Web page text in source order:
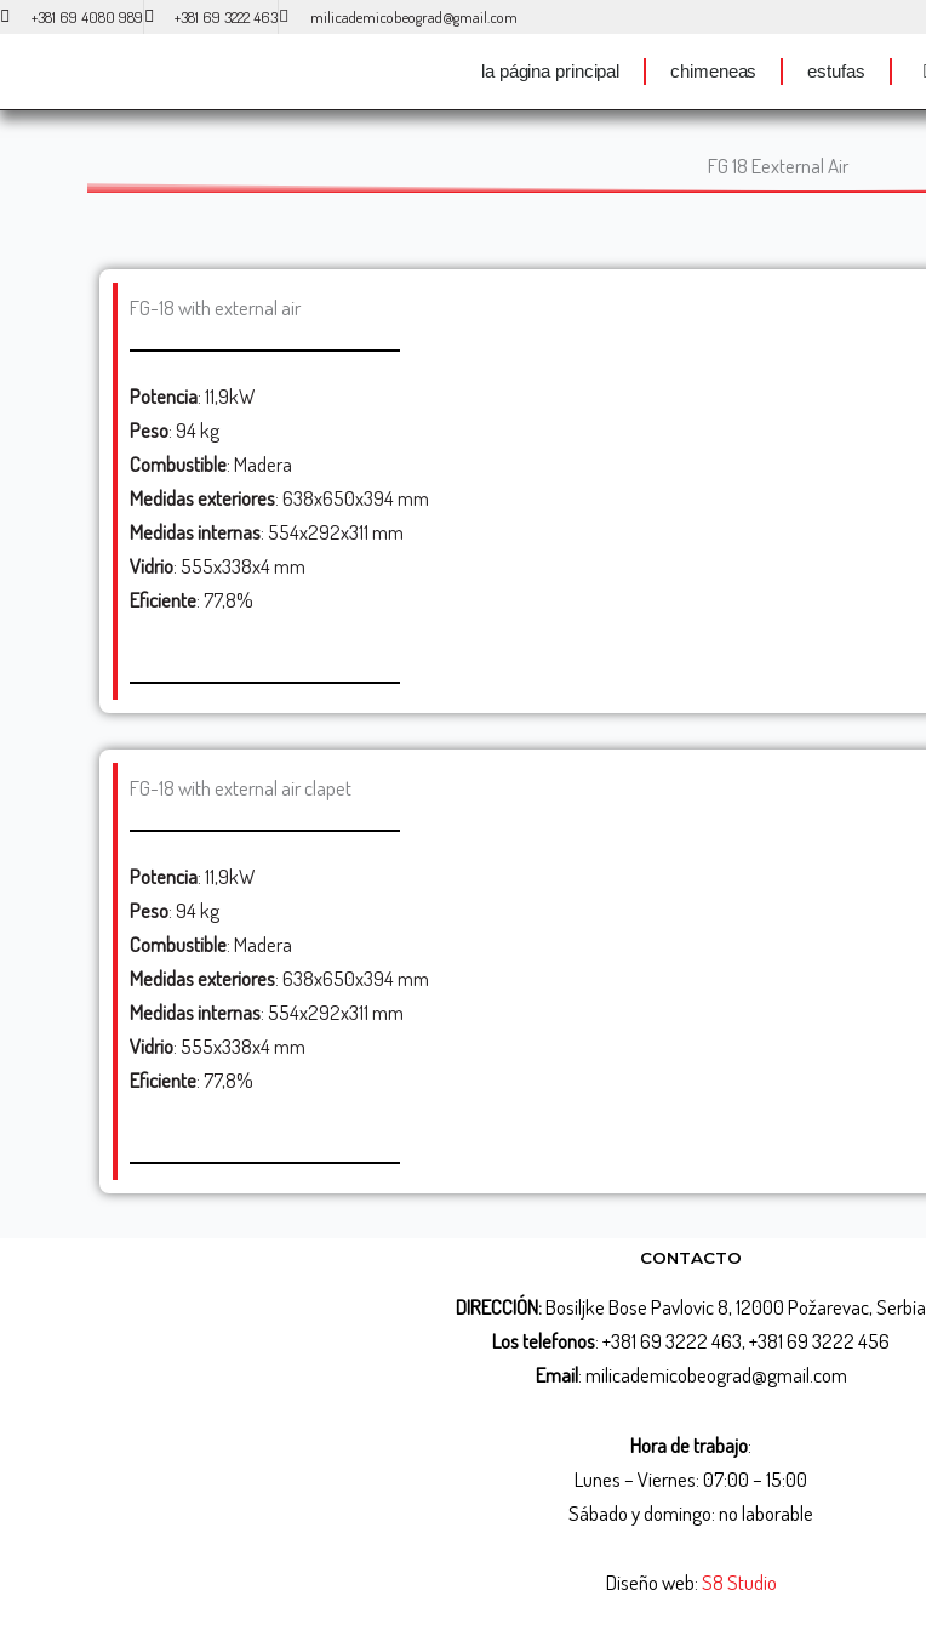
Ir
+381 69 4080 989 +381 69 3222 463 milicademicobeograd@gmail.com
la página principal chimeneas estufas
FG 18 Eexternal Air
FG-18 with external air
Potencia: 11,9kW
Peso: 94 kg
Combustible: Madera
Medidas exteriores: 638x650x394 mm
Medidas internas: 554x292x311 mm
Vidrio: 555x338x4 mm
Eficiente: 77,8%
FG-18 with external air clapet
Potencia: 11,9kW
Peso: 94 kg
Combustible: Madera
Medidas exteriores: 638x650x394 mm
Medidas internas: 554x292x311 mm
Vidrio: 555x338x4 mm
Eficiente: 77,8%
CONTACTO
DIRECCIÓN:Bosiljke Bose Pavlovic 8, 12000 Požarevac, Serbia
Los telefonos: +381 69 3222 463, +381 69 3222 456
Email: milicademicobeograd@gmail.com
Hora de trabajo:
Lunes – Viernes: 07:00 – 15:00
Sábado y domingo: no laborable
Diseño web:S8 Studio